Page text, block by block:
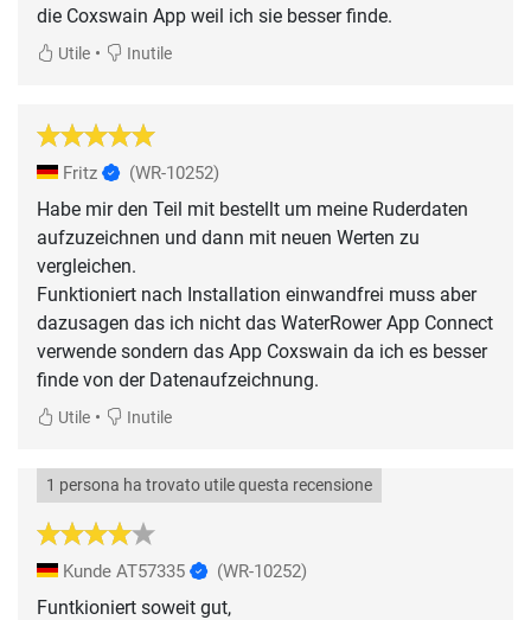
die Coxswain App weil ich sie besser finde.
Utile • Inutile
Fritz (WR-10252)
Habe mir den Teil mit bestellt um meine Ruderdaten
aufzuzeichnen und dann mit neuen Werten zu
vergleichen.
Funktioniert nach Installation einwandfrei muss aber
dazusagen das ich nicht das WaterRower App Connect
verwende sondern das App Coxswain da ich es besser
finde von der Datenaufzeichnung.
Utile • Inutile
1 persona ha trovato utile questa recensione
Kunde AT57335 (WR-10252)
Funtkioniert soweit gut,